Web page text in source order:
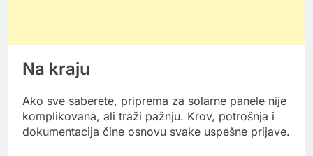
Na kraju
Ako sve saberete, priprema za solarne panele nije
komplikovana, ali traži pažnju. Krov, potrošnja i
dokumentacija čine osnovu svake uspešne prijave.